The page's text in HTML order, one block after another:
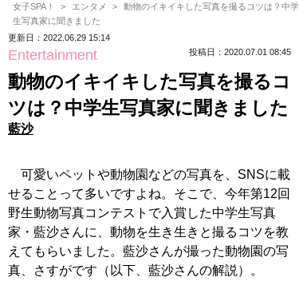
女子SPA！ エンタメ
動物のイキイキした写真を撮るコツは？中学
生写真家に聞きました
更新日：2022.06.29 15:14
Entertainment 投稿日：2020.07.01 08:45
動物のイキイキした写真を撮るコ
ツは？中学生写真家に聞きました
藍沙
可愛いペットや動物園などの写真を、SNSに載
せることって多いですよね。そこで、今年第12回
野生動物写真コンテストで入賞した中学生写真
家・藍沙さんに、動物を生き生きと撮るコツを教
えてもらいました。藍沙さんが撮った動物園の写
真、さすがです（以下、藍沙さんの解説）。